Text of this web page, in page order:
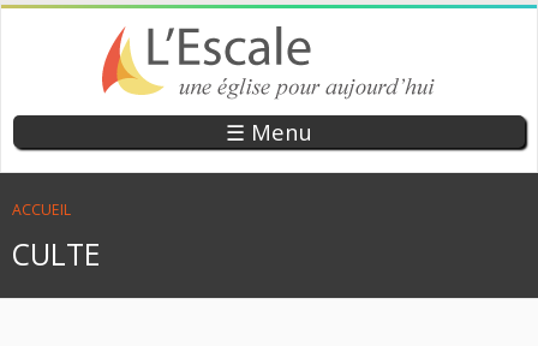
Aller
au
contenu
principal
EGLISE
EVANGÉLIQUE
L’ESCALE
UNE ÉGLISE
POUR
AUJOURD’HUI
☰ Menu
VOUS ÊTES ICI
ACCUEIL
CULTE